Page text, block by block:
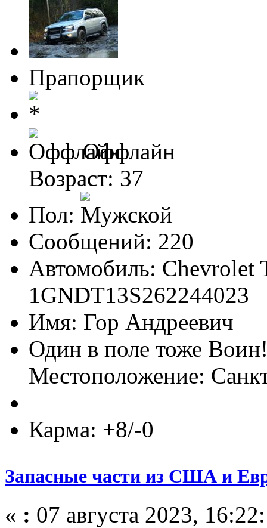
Прапорщик
Оффлайн
Возраст: 37
Пол:
Сообщений: 220
Автомобиль: Chevrolet
1GNDT13S262244023
Имя: Гор Андреевич
Один в поле тоже
Местоположение:
Карма: +8/-0
Запасные части из США и
« : 07 августа 2023,